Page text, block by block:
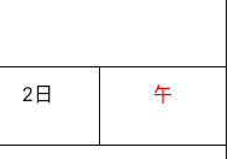
2日 午